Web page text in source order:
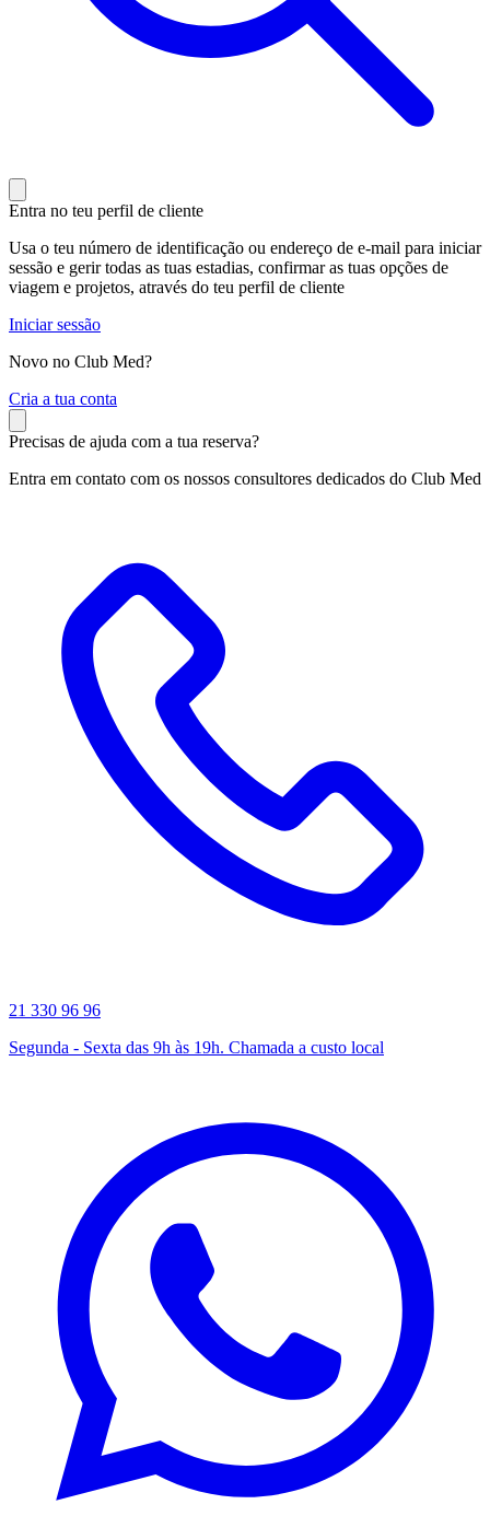
Entra no teu perfil de cliente
Usa o teu número de identificação ou endereço de e-mail para iniciar
sessão e gerir todas as tuas estadias, confirmar as tuas opções de
viagem e projetos, através do teu perfil de cliente
Iniciar sessão
Novo no Club Med?
Cria a tua conta
Precisas de ajuda com a tua reserva?
Entra em contato com os nossos consultores dedicados do Club Med
21 330 96 96
Segunda - Sexta das 9h às 19h. Chamada a custo local